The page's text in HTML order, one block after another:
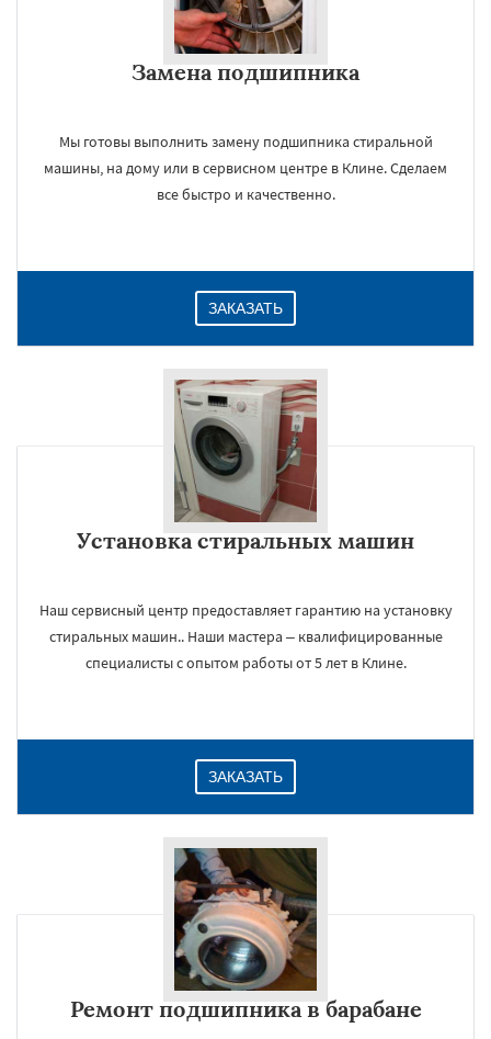
Замена подшипника
Мы готовы выполнить замену подшипника стиральной
машины, на дому или в сервисном центре в Клине. Сделаем
все быстро и качественно.
ЗАКАЗАТЬ
Установка стиральных машин
Наш сервисный центр предоставляет гарантию на установку
стиральных машин.. Наши мастера – квалифицированные
специалисты с опытом работы от 5 лет в Клине.
ЗАКАЗАТЬ
Ремонт подшипника в барабане